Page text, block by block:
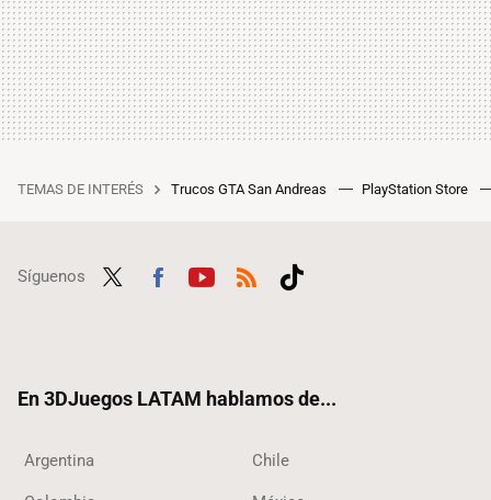
TEMAS DE INTERÉS Trucos GTA San Andreas PlayStation Store
Síguenos
En 3DJuegos LATAM hablamos de...
Argentina Chile